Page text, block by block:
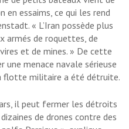
essaims, ce qui les rend
« L’Iran possède plus
armés de roquettes, de
et de mines. » De cette
une menace navale sérieuse
flotte militaire a été détruite.
il peut fermer les détroits
de drones contre des